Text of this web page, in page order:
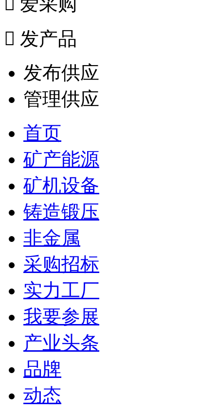
 发产品
发布供应
管理供应
首页
矿产能源
矿机设备
铸造锻压
非金属
采购招标
实力工厂
我要参展
产业头条
品牌
动态